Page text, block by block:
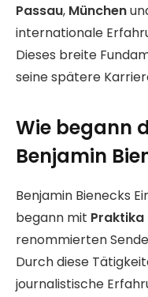
Passau, München
internationale
Dieses breite
seine spätere
Wie begann
Benjamin
Benjamin Bienecks
begann mit
renommierten
Durch diese
journalistische